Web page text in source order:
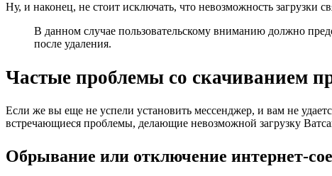
Ну, и наконец, не стоит исключать, что невозможность загрузки
В данном случае пользовательскому вниманию должно
после удаления.
Частые проблемы со скачиванием
Если же вы еще не успели установить мессенджер, и вам не
встречающиеся проблемы, делающие невозможной загрузку
Обрывание или отключение интернет-